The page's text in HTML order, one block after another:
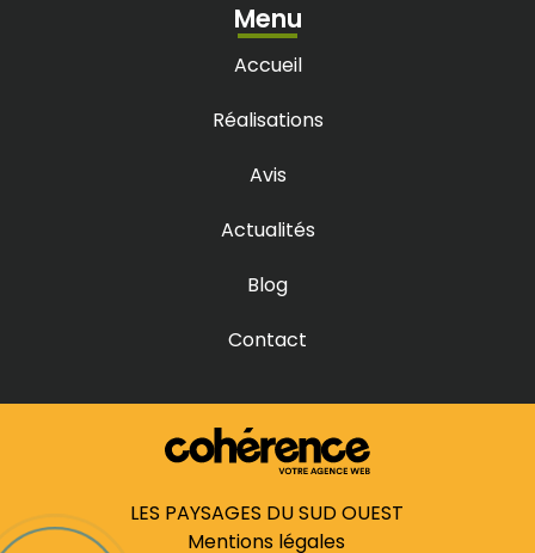
Prix terrasse bois à Marcheprime
Prix terrasse bois à Saint-Caprais-de-Bordeaux
Menu
Accueil
Réalisations
Avis
Actualités
Blog
Contact
LES PAYSAGES DU SUD OUEST
Mentions légales